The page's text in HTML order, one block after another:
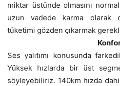
miktar üstünde olmasını
uzun vadede karma olarak
tüketimi gözden çıkarmak
Ses yalıtımı konusunda
Yüksek hızlarda bir üst
söyleyebiliriz. 140km hızda